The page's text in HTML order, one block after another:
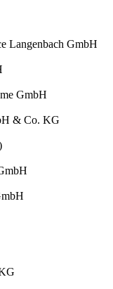
Langenbach GmbH
GmbH
& Co. KG